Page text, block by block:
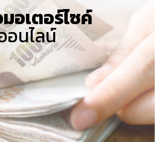
อเตอร์ไซค์
อนไลน์